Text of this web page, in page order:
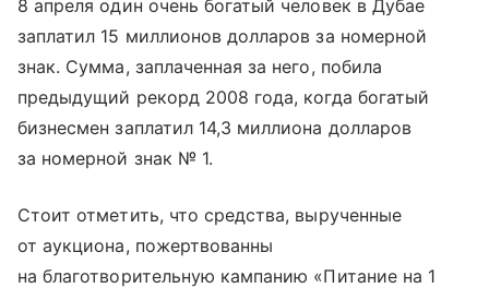
8 апреля один очень богатый человек в Дубае
заплатил 15 миллионов долларов за номерной
знак. Сумма, заплаченная за него, побила
предыдущий рекорд 2008 года, когда богатый
бизнесмен заплатил 14,3 миллиона долларов
за номерной знак № 1.
Стоит отметить, что средства, вырученные
от аукциона, пожертвованны
на благотворительную кампанию «Питание на 1